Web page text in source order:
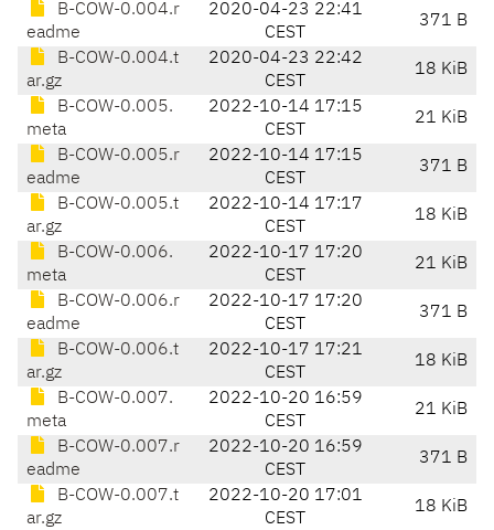
B-COW-0.004.r
eadme
2020-04-23 22:41
CEST
371 B
B-COW-0.004.t
ar.gz
2020-04-23 22:42
CEST
18 KiB
B-COW-0.005.
meta
2022-10-14 17:15
CEST
21 KiB
B-COW-0.005.r
eadme
2022-10-14 17:15
CEST
371 B
B-COW-0.005.t
ar.gz
2022-10-14 17:17
CEST
18 KiB
B-COW-0.006.
meta
2022-10-17 17:20
CEST
21 KiB
B-COW-0.006.r
eadme
2022-10-17 17:20
CEST
371 B
B-COW-0.006.t
ar.gz
2022-10-17 17:21
CEST
18 KiB
B-COW-0.007.
meta
2022-10-20 16:59
CEST
21 KiB
B-COW-0.007.r
eadme
2022-10-20 16:59
CEST
371 B
B-COW-0.007.t
ar.gz
2022-10-20 17:01
CEST
18 KiB